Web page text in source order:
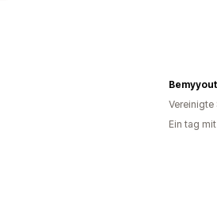
Vereinigte
Ein tag